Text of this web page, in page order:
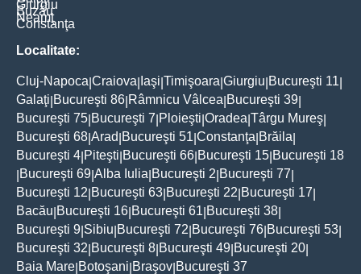
Giurgiu
Buzău
Neamţ
Constanţa
Localitate:
Cluj-Napoca Craiova Iaşi Timişoara Giurgiu Bucureşti 11
Galaţi Bucureşti 86 Râmnicu Vâlcea Bucureşti 39
Bucureşti 75 Bucureşti 7 Ploieşti Oradea Târgu Mureş
Bucureşti 68 Arad Bucureşti 51 Constanţa Brăila
Bucureşti 4 Piteşti Bucureşti 66 Bucureşti 15 Bucureşti 18
Bucureşti 69 Alba Iulia Bucureşti 2 Bucureşti 77
Bucureşti 12 Bucureşti 63 Bucureşti 22 Bucureşti 17
Bacău Bucureşti 16 Bucureşti 61 Bucureşti 38
Bucureşti 9 Sibiu Bucureşti 72 Bucureşti 76 Bucureşti 53
Bucureşti 32 Bucureşti 8 Bucureşti 49 Bucureşti 20
Baia Mare Botoşani Braşov Bucureşti 37